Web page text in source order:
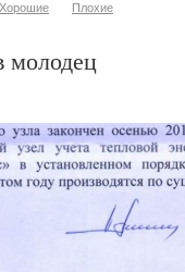
Хорошие Плохие
молодец